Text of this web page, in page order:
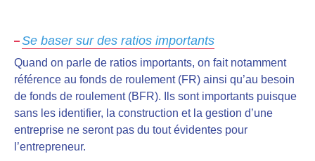
Se baser sur des ratios importants
Quand on parle de ratios importants, on fait notamment
référence au fonds de roulement (FR) ainsi qu’au besoin
de fonds de roulement (BFR). Ils sont importants puisque
sans les identifier, la construction et la gestion d’une
entreprise ne seront pas du tout évidentes pour
l’entrepreneur.